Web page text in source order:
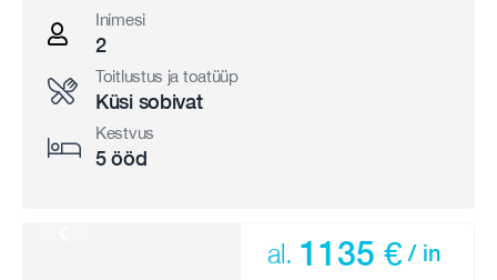
Inimesi
2
Toitlustus ja toatüüp
Küsi sobivat
Kestvus
5 ööd
al. 1135 € / in